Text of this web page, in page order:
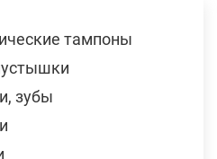
тампоны
зубы